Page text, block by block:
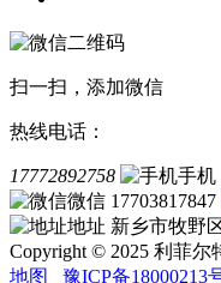
扫一扫，添加微信
热线电话：
17772892758 手机
微信 17703817847
地址 新乡市牧野
Copyright © 2025 利菲
地图
豫ICP备18000213